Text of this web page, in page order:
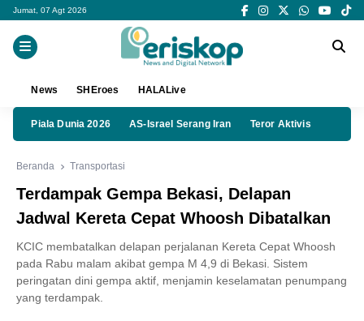
Jumat, 07 Agt 2026
News SHEroes HALALive
Piala Dunia 2026 AS-Israel Serang Iran Teror Aktivis
Beranda Transportasi
Terdampak Gempa Bekasi, Delapan
Jadwal Kereta Cepat Whoosh Dibatalkan
KCIC membatalkan delapan perjalanan Kereta Cepat Whoosh
pada Rabu malam akibat gempa M 4,9 di Bekasi. Sistem
peringatan dini gempa aktif, menjamin keselamatan penumpang
yang terdampak.